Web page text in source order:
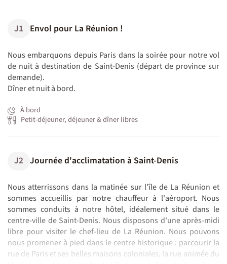
J1 Envol pour La Réunion !
Nous embarquons depuis Paris dans la soirée pour notre vol
de nuit à destination de Saint-Denis (départ de province sur
demande).
Dîner et nuit à bord.
À bord
Petit-déjeuner, déjeuner & dîner libres
J2 Journée d'acclimatation à Saint-Denis
Nous atterrissons dans la matinée sur l'île de La Réunion et
sommes accueillis par notre chauffeur à l'aéroport. Nous
sommes conduits à notre hôtel, idéalement situé dans le
centre-ville de Saint-Denis. Nous disposons d'une après-midi
libre pour visiter le chef-lieu de La Réunion. Nous pouvons
nous promener à pied dans le centre historique : parcourir la
rue de Paris et ses belles maisons coloniales, la rue animée du